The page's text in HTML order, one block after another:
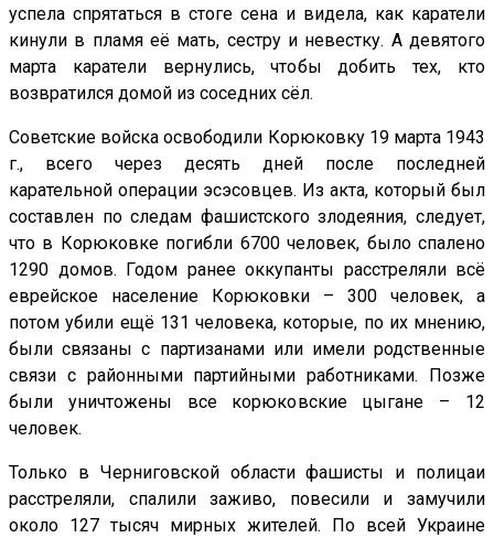
успела спрятаться в стоге сена и видела, как каратели
кинули в пламя её мать, сестру и невестку. А девятого
марта каратели вернулись, чтобы добить тех, кто
возвратился домой из соседних сёл.
Советские войска освободили Корюковку 19 марта 1943
г., всего через десять дней после последней
карательной операции эсэсовцев. Из акта, который был
составлен по следам фашистского злодеяния, следует,
что в Корюковке погибли 6700 человек, было спалено
1290 домов. Годом ранее оккупанты расстреляли всё
еврейское население Корюковки – 300 человек, а
потом убили ещё 131 человека, которые, по их мнению,
были связаны с партизанами или имели родственные
связи с районными партийными работниками. Позже
были уничтожены все корюковские цыгане – 12
человек.
Только в Черниговской области фашисты и полицаи
расстреляли, спалили заживо, повесили и замучили
около 127 тысяч мирных жителей. По всей Украине